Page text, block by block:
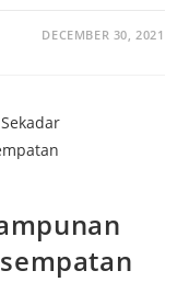
DECEMBER 30, 2021